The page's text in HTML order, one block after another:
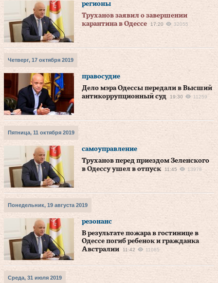
регионы
Труханов заявил о завершении
карантина в Одессе
17:20 32055
Четверг, 17 октября 2019
правосудие
Дело мэра Одессы передали в Высший
антикоррупционный суд
19:30 11259
Пятница, 11 октября 2019
самоуправление
Труханов перед приездом Зеленского
в Одессу ушел в отпуск
11:45 13978
Понедельник, 19 августа 2019
резонанс
В результате пожара в гостинице в
Одессе погиб ребенок и гражданка
Австралии
11:42 11085
Среда, 31 июля 2019